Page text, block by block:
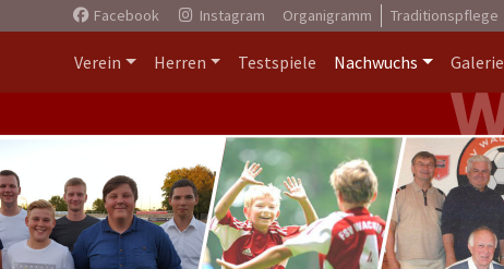
Facebook Instagram Organigramm Traditionspflege
Verein Herren Testspiele Nachwuchs Galerie